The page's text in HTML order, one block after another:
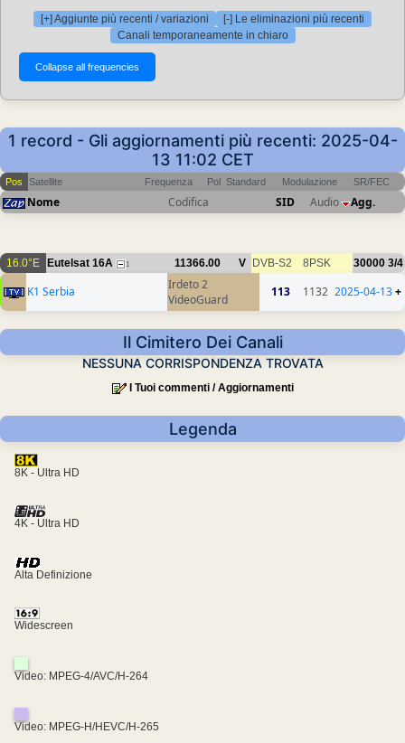
[+] Aggiunte più recenti / variazioni
[-] Le eliminazioni più recenti
Canali temporaneamente in chiaro
1 record - Gli aggiornamenti più recenti: 2025-04-
13 11:02 CET
Pos Satellite Frequenza Pol Standard Modulazione SR/FEC
Nome Codifica SID Audio Agg.
16.0°E Eutelsat 16A 1 11366.00 V DVB-S2 8PSK 30000 3/4
K1 Serbia
Irdeto 2
VideoGuard
113 1132 2025-04-13+
Il Cimitero Dei Canali
NESSUNA CORRISPONDENZA TROVATA
I Tuoi commenti / Aggiornamenti
Legenda
8K - Ultra HD
4K - Ultra HD
Alta Definizione
Widescreen
Video: MPEG-4/AVC/H-264
Video: MPEG-H/HEVC/H-265